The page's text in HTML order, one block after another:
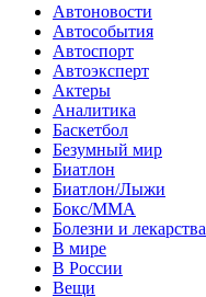
Автоновости
Автособытия
Автоспорт
Автоэксперт
Актеры
Аналитика
Баскетбол
Безумный мир
Биатлон
Биатлон/Лыжи
Бокс/MMA
Болезни и лекарства
В мире
В России
Вещи